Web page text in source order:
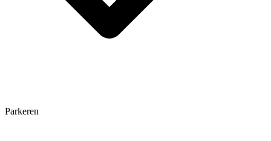
Parkeren